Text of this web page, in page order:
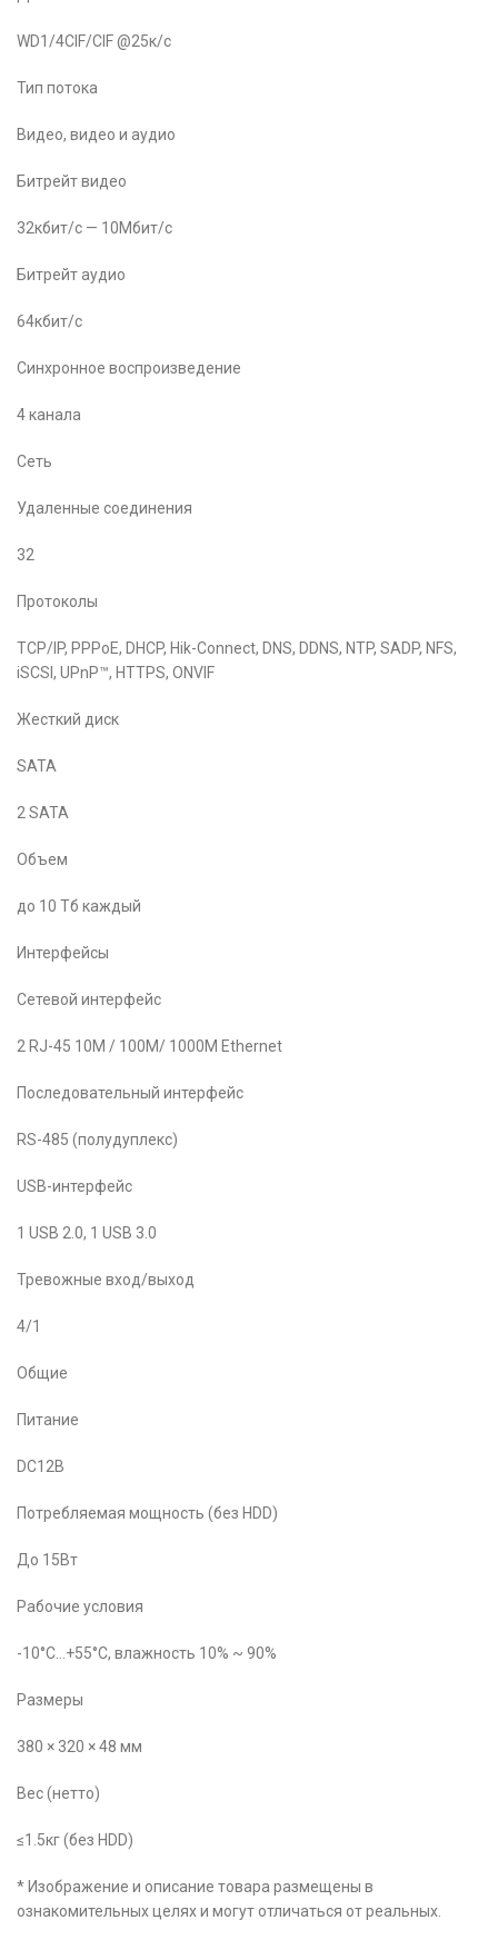
WD1/4CIF/CIF @25к/с
Тип потока
Видео, видео и аудио
Битрейт видео
32кбит/с — 10Мбит/с
Битрейт аудио
64кбит/с
Синхронное воспроизведение
4 канала
Сеть
Удаленные соединения
32
Протоколы
TCP/IP, PPPoE, DHCP, Hik-Connect, DNS, DDNS, NTP, SADP, NFS,
iSCSI, UPnP™, HTTPS, ONVIF
Жесткий диск
SATA
2 SATA
Объем
до 10 Тб каждый
Интерфейсы
Сетевой интерфейс
2 RJ-45 10M / 100M/ 1000M Ethernet
Последовательный интерфейс
RS-485 (полудуплекс)
USB-интерфейс
1 USB 2.0, 1 USB 3.0
Тревожные вход/выход
4/1
Общие
Питание
DC12В
Потребляемая мощность (без HDD)
До 15Вт
Рабочие условия
-10°C…+55°C, влажность 10% ~ 90%
Размеры
380 × 320 × 48 мм
Вес (нетто)
≤1.5кг (без HDD)
* Изображение и описание товара размещены в
ознакомительных целях и могут отличаться от реальных.